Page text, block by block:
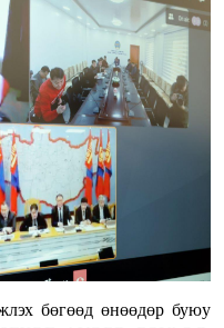
бөгөөд өнөөдөр буюу